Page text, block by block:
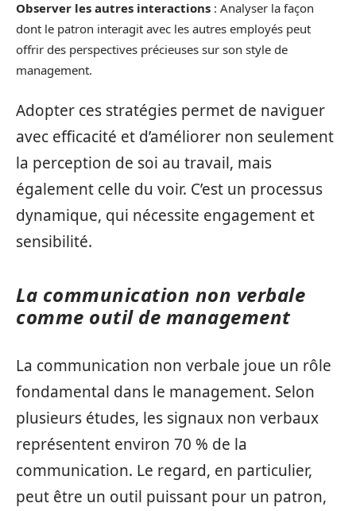
Observer les autres interactions : Analyser la façon
dont le patron interagit avec les autres employés peut
offrir des perspectives précieuses sur son style de
management.
Adopter ces stratégies permet de naviguer
avec efficacité et d’améliorer non seulement
la perception de soi au travail, mais
également celle du voir. C’est un processus
dynamique, qui nécessite engagement et
sensibilité.
La communication non verbale
comme outil de management
La communication non verbale joue un rôle
fondamental dans le management. Selon
plusieurs études, les signaux non verbaux
représentent environ 70 % de la
communication. Le regard, en particulier,
peut être un outil puissant pour un patron,